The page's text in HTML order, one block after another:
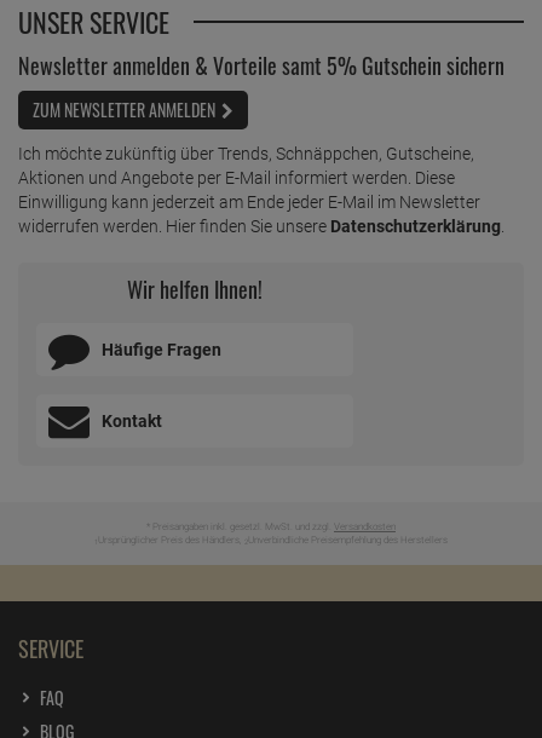
UNSER SERVICE
Newsletter anmelden & Vorteile samt 5% Gutschein sichern
ZUM NEWSLETTER ANMELDEN
Ich möchte zukünftig über Trends, Schnäppchen, Gutscheine,
Aktionen und Angebote per E-Mail informiert werden. Diese
Einwilligung kann jederzeit am Ende jeder E-Mail im Newsletter
widerrufen werden. Hier finden Sie unsere Datenschutzerklärung
Wir helfen Ihnen!
Häufige Fragen
Kontakt
* Preisangaben inkl. gesetzl. MwSt. und zzgl. Versandkosten
Ursprünglicher Preis des Händlers, Unverbindliche Preisempfehlung des Herstellers
SERVICE
FAQ
BLOG